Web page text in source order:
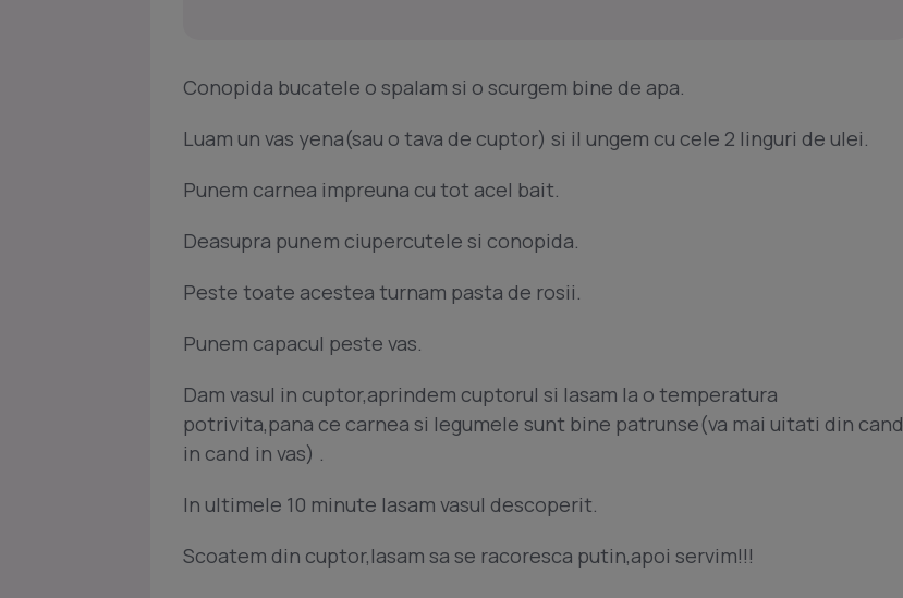
Conopida bucatele o spalam si o scurgem bine de apa.
Luam un vas yena(sau o tava de cuptor) si il ungem cu cele 2 linguri de ulei.
Punem carnea impreuna cu tot acel bait.
Deasupra punem ciupercutele si conopida.
Peste toate acestea turnam pasta de rosii.
Punem capacul peste vas.
Dam vasul in cuptor,aprindem cuptorul si lasam la o temperatura
potrivita,pana ce carnea si legumele sunt bine patrunse(va mai uitati din cand
in cand in vas) .
In ultimele 10 minute lasam vasul descoperit.
Scoatem din cuptor,lasam sa se racoresca putin,apoi servim!!!